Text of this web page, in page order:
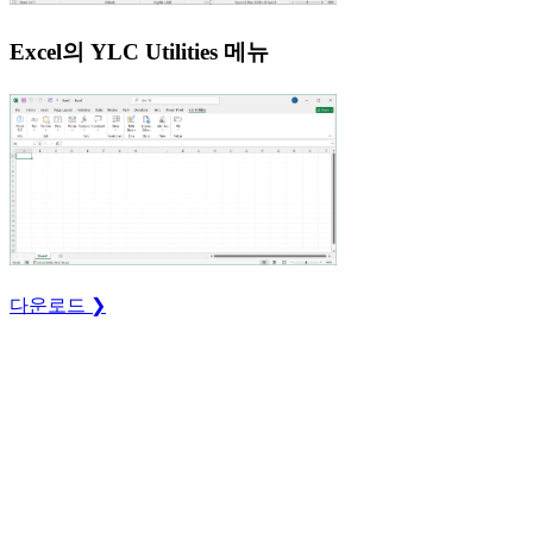
Excel의 YLC Utilities 메뉴
다운로드 ❯